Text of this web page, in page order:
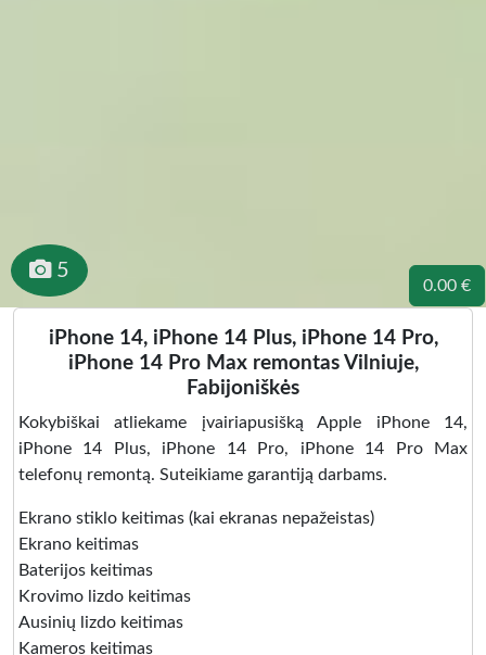
0.00 €
5
iPhone 14, iPhone 14 Plus, iPhone 14 Pro,
iPhone 14 Pro Max remontas Vilniuje,
Fabijoniškės
Kokybiškai atliekame įvairiapusišką Apple iPhone 14,
iPhone 14 Plus, iPhone 14 Pro, iPhone 14 Pro Max
telefonų remontą. Suteikiame garantiją darbams.
Ekrano stiklo keitimas (kai ekranas nepažeistas)
Ekrano keitimas
Baterijos keitimas
Krovimo lizdo keitimas
Ausinių lizdo keitimas
Kameros keitimas